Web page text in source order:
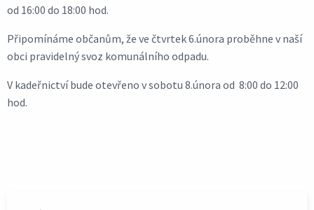
od 16:00 do 18:00 hod.
Připomínáme občanům, že ve čtvrtek 6.února proběhne v naší
obci pravidelný svoz komunálního odpadu.
V kadeřnictví bude otevřeno v sobotu 8.února od 8:00 do 12:00
hod.